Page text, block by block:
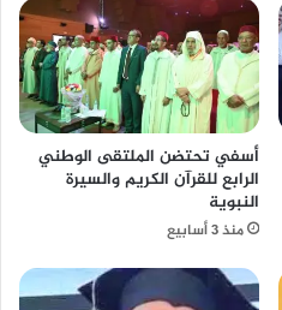
أسفي تحتضن الملتقى الوطني
الرابع للقرآن الكريم والسيرة
النبوية
منذ 3 أسابيع